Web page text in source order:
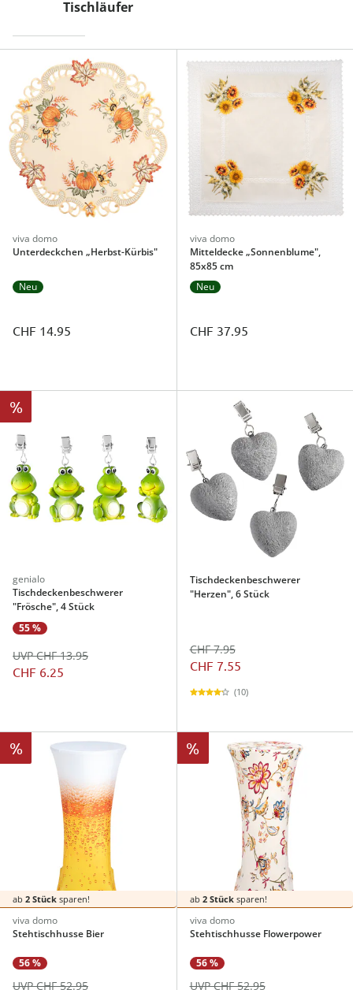
Tischläufer
viva domo
Unterdeckchen „Herbst-Kürbis"
Neu
CHF 14.95
viva domo
Mitteldecke „Sonnenblume",
85x85 cm
Neu
CHF 37.95
%
genialo
Tischdeckenbeschwerer
"Frösche", 4 Stück
55 %
CHF 6.25
UVP CHF 13.95
Tischdeckenbeschwerer
"Herzen", 6 Stück
CHF 7.95
CHF 7.55
(10)
%
ab 2 Stück sparen!
viva domo
Stehtischhusse Bier
56 %
UVP CHF 52.95
%
ab 2 Stücksparen!
viva domo
Stehtischhusse Flowerpower
56 %
UVP CHF 52.95